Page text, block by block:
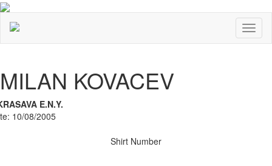
MILAN KOVACEV
Ε.Ν.Y.
10/08/2005
Shirt Number